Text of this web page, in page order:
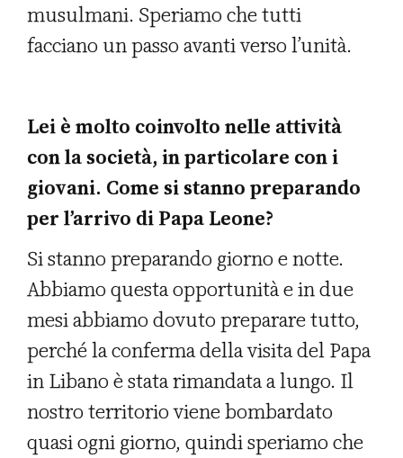
musulmani. Speriamo che tutti
facciano un passo avanti verso l’unità.
Lei è molto coinvolto nelle attività
con la società, in particolare con i
giovani. Come si stanno preparando
per l’arrivo di Papa Leone?
Si stanno preparando giorno e notte.
Abbiamo questa opportunità e in due
mesi abbiamo dovuto preparare tutto,
perché la conferma della visita del Papa
in Libano è stata rimandata a lungo. Il
nostro territorio viene bombardato
quasi ogni giorno, quindi speriamo che